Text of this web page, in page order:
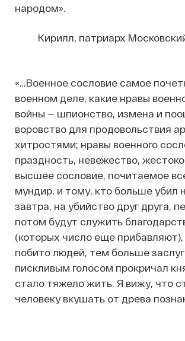
народом».
Кирилл, патриарх
«…Военное сословие самое
военном деле, какие нравы
войны — шпионство, измена и
воровство для продовольствия
хитростями; нравы военного
праздность, невежество,
высшее сословие, почитаемое
мундир, и тому, кто больше убил
завтра, на убийство друг друга,
потом будут служить
(которых число еще
побито людей, тем больше
пискливым голосом прокричал
стало тяжело жить. Я вижу, что
человеку вкушать от древа